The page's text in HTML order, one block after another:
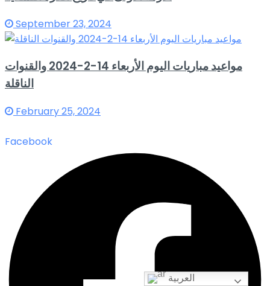
September 23, 2024
مواعيد مباريات اليوم الأربعاء 14-2-2024 والقنوات
الناقلة
February 25, 2024
Facebook
العربية